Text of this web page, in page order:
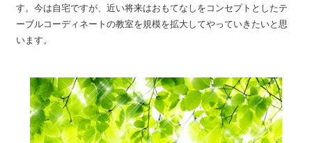
す。今は自宅ですが、近い将来はおもてなしをコンセプトとしたテ
ーブルコーディネートの教室を規模を拡大してやっていきたいと思
います。